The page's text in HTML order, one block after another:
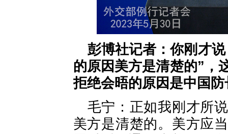
彭博社记者：你刚才
的原因美方是清楚的”，
拒绝会晤的原因是中国
毛宁：正如我刚才所
美方是清楚的。美方应